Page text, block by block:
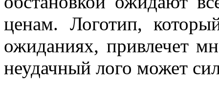
ценам. Логотип,
ожиданиях, привлечет
неудачный лого может